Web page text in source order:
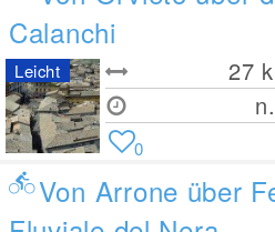
Calanchi
27
Leicht
0
Von Arrone über